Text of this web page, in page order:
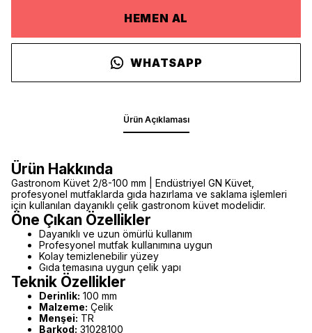
HEMEN AL
WHATSAPP
Ürün Açıklaması
Ürün Hakkında
Gastronom Küvet 2/8-100 mm | Endüstriyel GN Küvet,
profesyonel mutfaklarda gıda hazırlama ve saklama işlemleri
için kullanılan dayanıklı çelik gastronom küvet modelidir.
Öne Çıkan Özellikler
Dayanıklı ve uzun ömürlü kullanım
Profesyonel mutfak kullanımına uygun
Kolay temizlenebilir yüzey
Gıda temasına uygun çelik yapı
Teknik Özellikler
Derinlik: 100 mm
Malzeme: Çelik
Menşei: TR
Barkod: 31028100